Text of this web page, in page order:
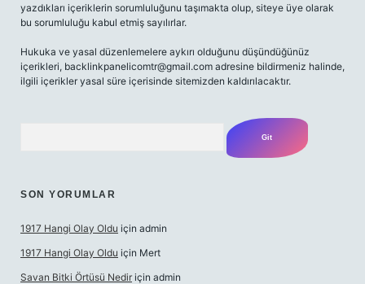
yazdıkları içeriklerin sorumluluğunu taşımakta olup, siteye üye olarak
bu sorumluluğu kabul etmiş sayılırlar.
Hukuka ve yasal düzenlemelere aykırı olduğunu düşündüğünüz
içerikleri, backlinkpanelicomtr@gmail.com adresine bildirmeniz halinde,
ilgili içerikler yasal süre içerisinde sitemizden kaldırılacaktır.
SON YORUMLAR
1917 Hangi Olay Oldu için admin
1917 Hangi Olay Oldu için Mert
Savan Bitki Örtüsü Nedir için admin